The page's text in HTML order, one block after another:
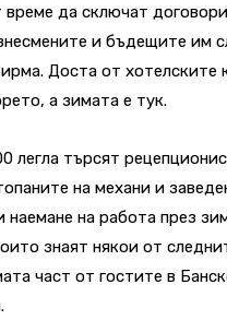
да сключат
и бъдещите им
Доста от хотелските
а зимата е тук.
легла търсят
на механи и
на работа през
знаят някои от
част от гостите в